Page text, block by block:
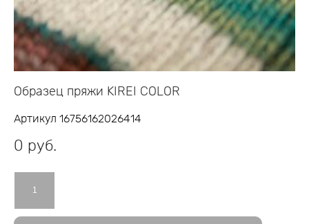
Образец пряжи KIREI COLOR
Артикул 16756162026414
0 pуб.